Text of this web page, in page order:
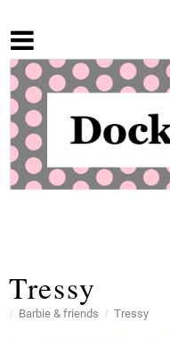
Tressy
Barbie & friends Tressy